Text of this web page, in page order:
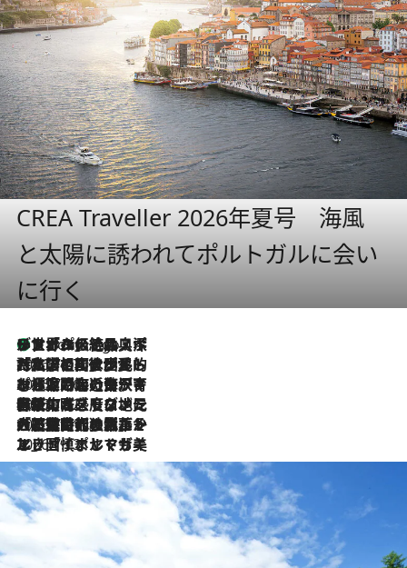
CREA Traveller 2026年夏号 海風
と太陽に誘われてポルトガルに会い
に行く
9 Hours Ago
リスボンの絶品スイーツ「パステル・デ・ナタ」とは？ポルトガル伝統の奥深い世界へ
2026.7.27
「私の祖国はポルトガル語です」国民的詩人フェルナンド・ペソアと、彼が愛した文学の街を歩く
2026.7.26
ポルトガル近海が育む極上の海の幸。キリリと冷えた白ワインと愉しむ、シーフード専門店の贅沢
2026.7.22
伝統の味をモダンに昇華。高感度な地元客が集う、リスボンの最旬ガストロノミー
2026.7.21
大航海時代の栄華から、震災、独裁、そして革命へ。ポルトガル・首都リスボンの石畳に刻まれた「歴史の光と影」
2026.7.13
エッセイ・ヤマザキマリ「慎ましくも美しき国 ポルトガル」